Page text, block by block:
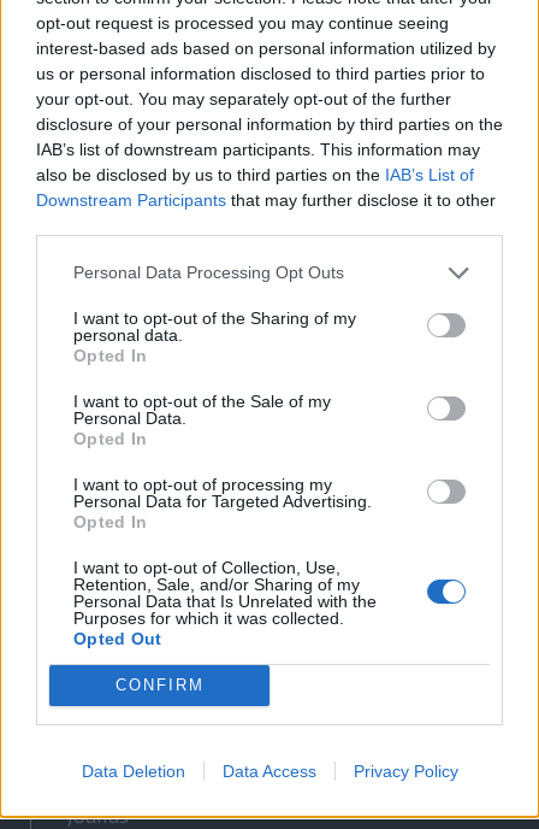
opt-out request is processed you may continue seeing
interest-based ads based on personal information utilized by
us or personal information disclosed to third parties prior to
your opt-out. You may separately opt-out of the further
disclosure of your personal information by third parties on the
IAB’s list of downstream participants. This information may
also be disclosed by us to third parties on the IAB’s List of
Downstream Participants that may further disclose it to other
Personal Data Processing Opt Outs
I want to opt-out of the Sharing of my
personal data.
Opted In
I want to opt-out of the Sale of my
Personal Data.
Opted In
I want to opt-out of processing my
Personal Data for Targeted Advertising.
Opted In
I want to opt-out of Collection, Use,
Retention, Sale, and/or Sharing of my
Personal Data that Is Unrelated with the
Purposes for which it was collected.
Opted Out
CONFIRM
Data Deletion Data Access Privacy Policy
Hasznos
Impresszum
Szerzői jogok
Adatvédelmi tájékoztató
Cookie-kezelési tájékoztató
Hozzászólási szabályzat
Nyomtatott lapjaink archívuma
Székely Hírmondó archívuma
Sütibeállítások
Médiatér
Liget
Krónika
Bihari Napló
Erdélyi Napló
Főtér
Rádió GaGa
Jóállás